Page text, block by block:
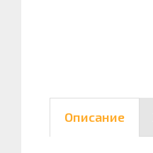
Описание